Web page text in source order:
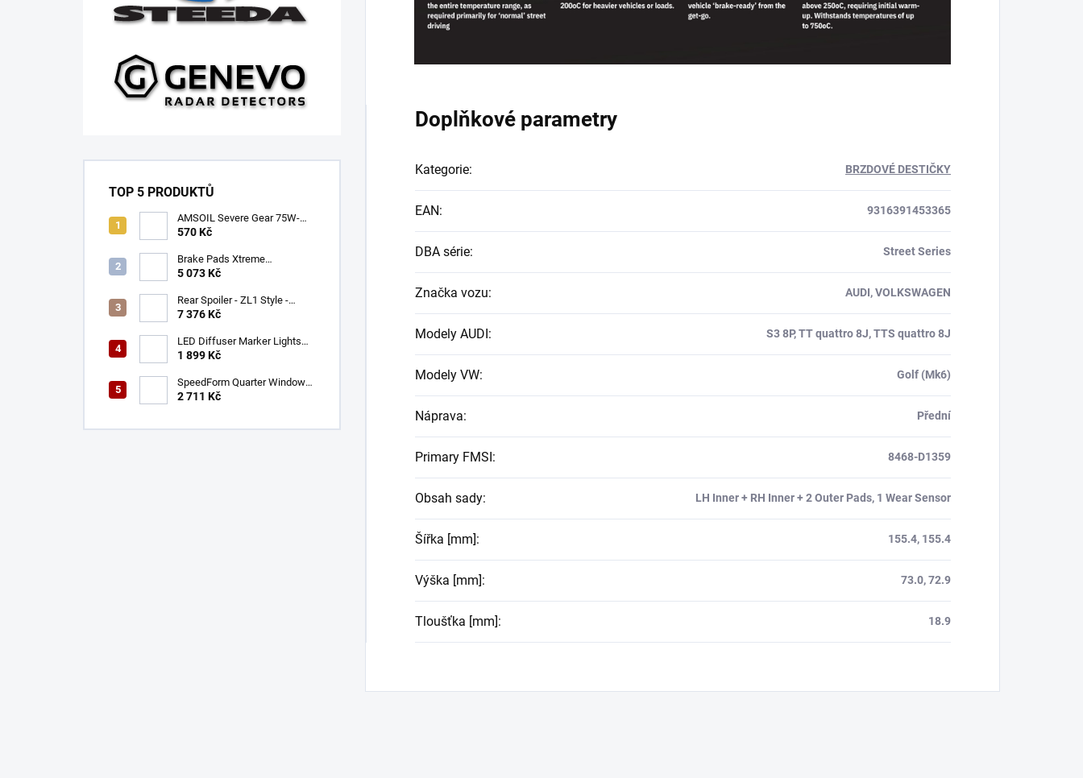
TOP 5 PRODUKTŮ
AMSOIL Severe Gear 75W-
140
570 Kč
Brake Pads Xtreme
Performance ECE R90
(DB9021XP)
5 073 Kč
Rear Spoiler - ZL1 Style -
Gloss Black (CAMARO 16-23)
7 376 Kč
LED Diffuser Marker Lights
(CHALLENGER 15-23)
1 899 Kč
SpeedForm Quarter Window
Louvers - Gloss Black
2 711 Kč
Doplňkové parametry
Kategorie: BRZDOVÉ DESTIČKY
EAN: 9316391453365
DBA série: Street Series
Značka vozu: AUDI, VOLKSWAGEN
Modely AUDI: S3 8P, TT quattro 8J, TTS quattro 8J
Modely VW: Golf (Mk6)
Náprava: Přední
Primary FMSI: 8468-D1359
Obsah sady: LH Inner + RH Inner + 2 Outer Pads, 1 Wear Sensor
Šířka [mm]: 155.4, 155.4
Výška [mm]: 73.0, 72.9
Tloušťka [mm]: 18.9